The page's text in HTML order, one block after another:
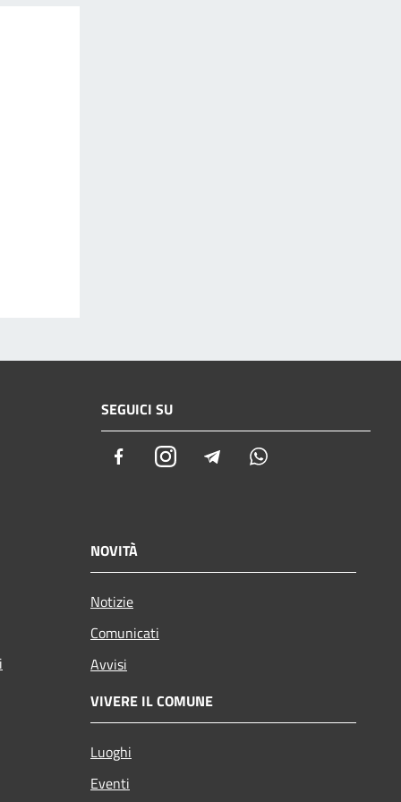
SEGUICI SU
FacebookInstagramTelegram
NOVITÀ
Notizie
Comunicati
Avvisi
VIVERE IL COMUNE
Luoghi
Eventi